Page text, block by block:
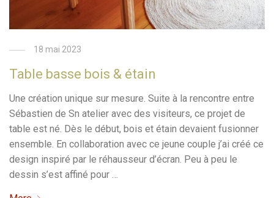
18 mai 2023
Table basse bois & étain
Une création unique sur mesure. Suite à la rencontre entre
Sébastien de Sn atelier avec des visiteurs, ce projet de
table est né. Dès le début, bois et étain devaient fusionner
ensemble. En collaboration avec ce jeune couple j’ai créé ce
design inspiré par le réhausseur d’écran. Peu à peu le
dessin s’est affiné pour …